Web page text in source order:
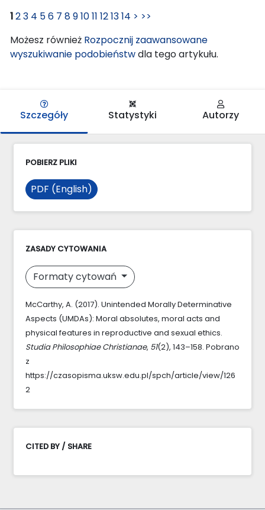
123 4 56 7 891011 121314 > >>
Możesz również Rozpocznij zaawansowane
wyszukiwanie podobieństwdla tego artykułu.
Szczegóły Statystyki Autorzy
POBIERZ PLIKI
PDF (English)
ZASADY CYTOWANIA
Formaty cytowań
McCarthy, A. (2017). Unintended Morally Determinative
Aspects (UMDAs): Moral absolutes, moral acts and
physical features in reproductive and sexual ethics.
Studia Philosophiae Christianae, 51(2), 143–158. Pobrano
z
https://czasopisma.uksw.edu.pl/spch/article/view/126
2
CITED BY / SHARE